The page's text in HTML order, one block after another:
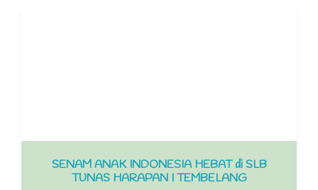
SENAM ANAK INDONESIA HEBAT di SLB
TUNAS HARAPAN I TEMBELANG